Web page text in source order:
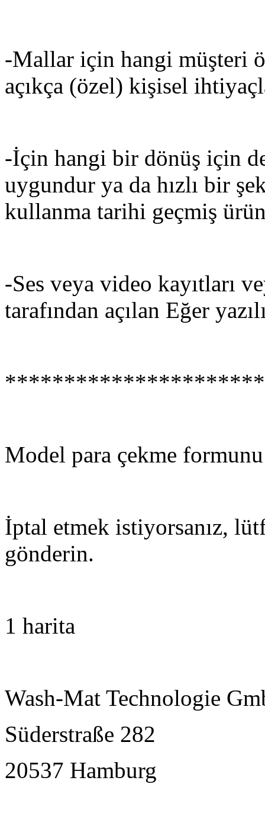
-Mallar için hangi müşteri
açıkça (özel) kişisel
-İçin hangi bir dönüş için
uygundur ya da hızlı bir
kullanma tarihi geçmiş
-Ses veya video kayıtları
tarafından açılan Eğer
Model para çekme formunu
İptal etmek istiyorsanız,
gönderin.
1 harita
Wash-Mat Technologie
Süderstraße 282
20537 Hamburg